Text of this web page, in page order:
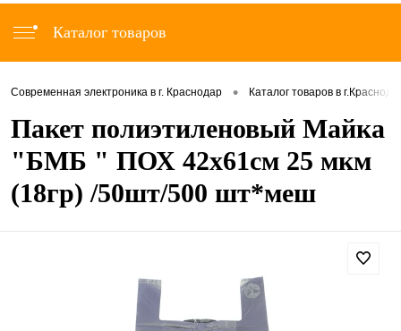
Каталог товаров
Современная электроника в г. Краснодар • Каталог товаров в
Пакет полиэтиленовый Майка
"БМБ " ПОХ 42х61см 25 мкм
(18гр) /50шт/500 шт*меш